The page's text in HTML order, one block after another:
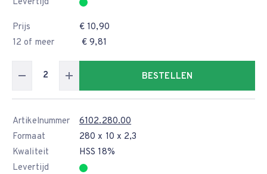
Prijs
€ 10,90
12 of meer
€ 9,81
BESTELLEN
Artikelnummer
6102.280.00
Formaat
280 x 10 x 2,3
Kwaliteit
HSS 18%
Levertijd